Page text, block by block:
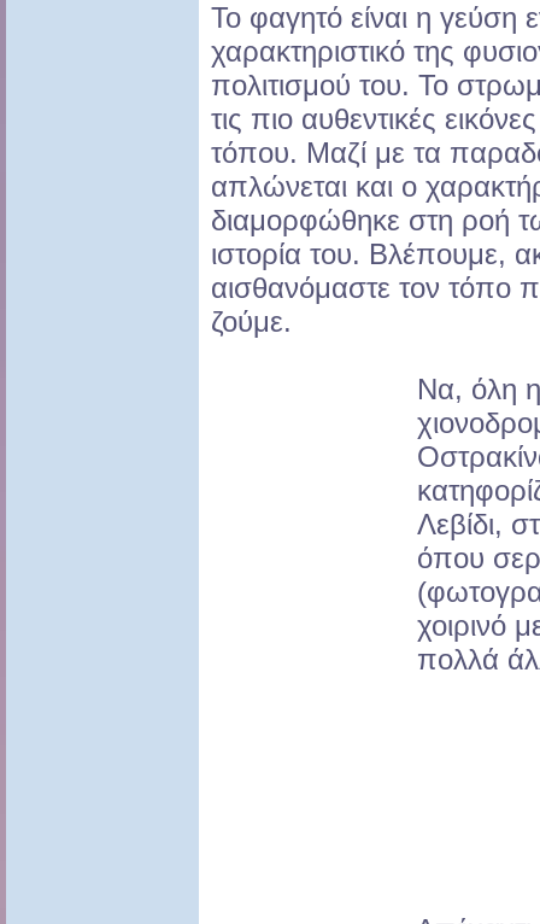
Το φαγητό είναι η γεύση
χαρακτηριστικό της
πολιτισμού του. Το
τις πιο αυθεντικές
τόπου. Μαζί με τα
απλώνεται και ο
διαμορφώθηκε στη ροή
ιστορία του. Βλέπουμε,
αισθανόμαστε τον τόπο
ζούμε.
Να, όλη
Λεβίδι,
όπου
χοιρινό
πολλά